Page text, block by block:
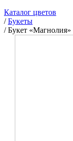
Каталог цветов
/Букеты
/Букет «Магнолия»